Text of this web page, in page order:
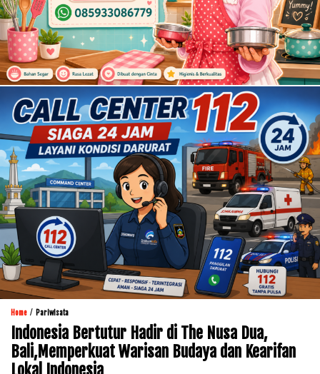
Home / Pariwisata
Indonesia Bertutur Hadir di The Nusa Dua,
Bali,Memperkuat Warisan Budaya dan Kearifan